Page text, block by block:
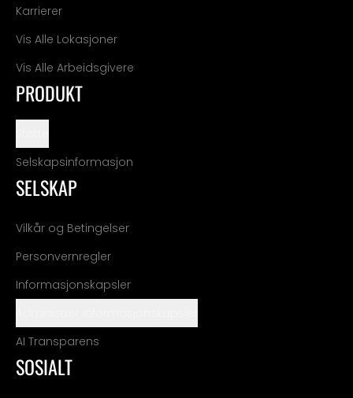
Karrierer
Vis Alle Lokasjoner
Vis Alle Arbeidsgivere
PRODUKT
Selskapsinformasjon
SELSKAP
Vilkår og Betingelser
Personvernregler
Informasjonskapsler
AI Transparens
SOSIALT